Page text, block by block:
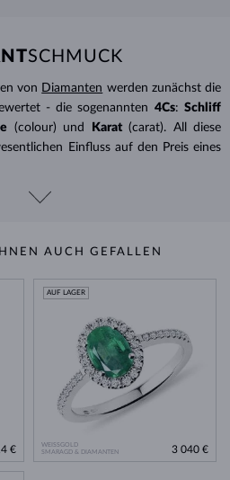
SCHMUCK
von Diamanten werden zunächst die
- die sogenannten 4Cs: Schliff
(colour) und Karat (carat). All diese
Einfluss auf den Preis eines
AUCH GEFALLEN
€
WEISSGOLD
SMARAGD & DIAMANTEN
AUF LAGER
3 040 €